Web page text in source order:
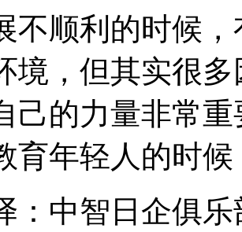
不顺利的时候
境，但其实很
己的力量非常
育年轻人的时
：中智日企俱乐